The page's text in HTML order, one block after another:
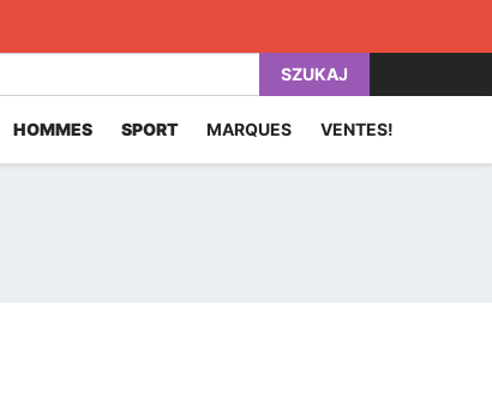
SZUKAJ
HOMMES SPORT MARQUES VENTES!